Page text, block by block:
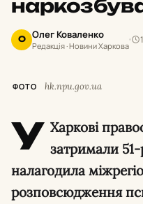
О Олег Коваленко
Редакція · Новини Харкова
ФОТО hk.npu.gov.ua
У Харкові
затримали 51-
налагодила
розповсюдження